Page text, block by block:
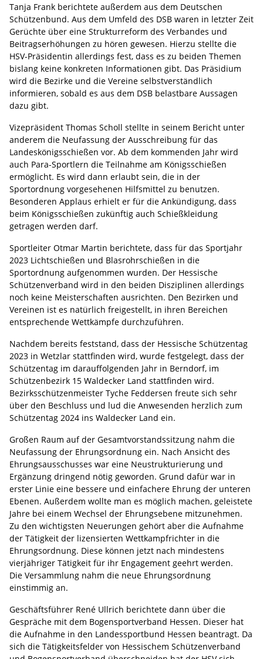
Tanja Frank berichtete außerdem aus dem Deutschen
Schützenbund. Aus dem Umfeld des DSB waren in letzter Zeit
Gerüchte über eine Strukturreform des Verbandes und
Beitragserhöhungen zu hören gewesen. Hierzu stellte die
HSV-Präsidentin allerdings fest, dass es zu beiden Themen
bislang keine konkreten Informationen gibt. Das Präsidium
wird die Bezirke und die Vereine selbstverständlich
informieren, sobald es aus dem DSB belastbare Aussagen
dazu gibt.
Vizepräsident Thomas Scholl stellte in seinem Bericht unter
anderem die Neufassung der Ausschreibung für das
Landeskönigsschießen vor. Ab dem kommenden Jahr wird
auch Para-Sportlern die Teilnahme am Königsschießen
ermöglicht. Es wird dann erlaubt sein, die in der
Sportordnung vorgesehenen Hilfsmittel zu benutzen.
Besonderen Applaus erhielt er für die Ankündigung, dass
beim Königsschießen zukünftig auch Schießkleidung
getragen werden darf.
Sportleiter Otmar Martin berichtete, dass für das Sportjahr
2023 Lichtschießen und Blasrohrschießen in die
Sportordnung aufgenommen wurden. Der Hessische
Schützenverband wird in den beiden Disziplinen allerdings
noch keine Meisterschaften ausrichten. Den Bezirken und
Vereinen ist es natürlich freigestellt, in ihren Bereichen
entsprechende Wettkämpfe durchzuführen.
Nachdem bereits feststand, dass der Hessische Schützentag
2023 in Wetzlar stattfinden wird, wurde festgelegt, dass der
Schützentag im darauffolgenden Jahr in Berndorf, im
Schützenbezirk 15 Waldecker Land stattfinden wird.
Bezirksschützenmeister Tyche Feddersen freute sich sehr
über den Beschluss und lud die Anwesenden herzlich zum
Schützentag 2024 ins Waldecker Land ein.
Großen Raum auf der Gesamtvorstandssitzung nahm die
Neufassung der Ehrungsordnung ein. Nach Ansicht des
Ehrungsausschusses war eine Neustrukturierung und
Ergänzung dringend nötig geworden. Grund dafür war in
erster Linie eine bessere und einfachere Ehrung der unteren
Ebenen. Außerdem wollte man es möglich machen, geleistete
Jahre bei einem Wechsel der Ehrungsebene mitzunehmen.
Zu den wichtigsten Neuerungen gehört aber die Aufnahme
der Tätigkeit der lizensierten Wettkampfrichter in die
Ehrungsordnung. Diese können jetzt nach mindestens
vierjähriger Tätigkeit für ihr Engagement geehrt werden.
Die Versammlung nahm die neue Ehrungsordnung
einstimmig an.
Geschäftsführer René Ullrich berichtete dann über die
Gespräche mit dem Bogensportverband Hessen. Dieser hat
die Aufnahme in den Landessportbund Hessen beantragt. Da
sich die Tätigkeitsfelder von Hessischem Schützenverband